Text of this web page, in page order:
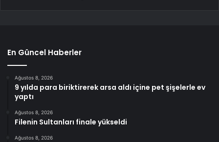
En Güncel Haberler
Ağustos 8, 2026
9 yılda para biriktirerek arsa aldı içine pet şişelerle ev
yaptı
Ağustos 8, 2026
Filenin Sultanları finale yükseldi
Ağustos 8, 2026